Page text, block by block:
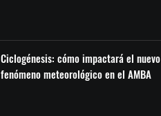
Ciclogénesis: cómo impactará el nuevo
fenómeno meteorológico en el AMBA